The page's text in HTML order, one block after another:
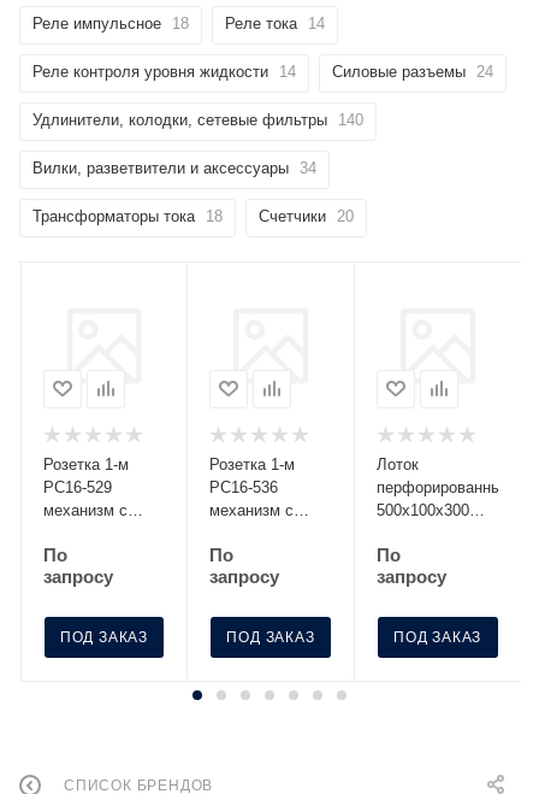
Реле импульсное 18 Реле тока 14
Реле контроля уровня жидкости 14 Силовые разъемы 24
Удлинители, колодки, сетевые фильтры 140
Вилки, разветвители и аксессуары 34
Трансформаторы тока 18 Счетчики 20
Розетка 1-м
РС16-529
механизм с
шторками
серебро Без
п.1ст.118 НК
По
запросу
ПОД ЗАКАЗ
Розетка 1-м
РС16-536
механизм с
крышкой с защ.
шторк. графит
п.п.1,16
п.1ст.118 НК
По
запросу
ПОД ЗАКАЗ
Лоток
перфорированный
500х100х300
100-3
По
запросу
ПОД ЗАКАЗ
СПИСОК БРЕНДОВ